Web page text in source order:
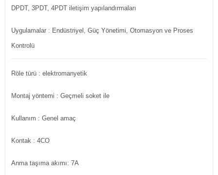
DPDT, 3PDT, 4PDT iletişim yapılandırmaları
Uygulamalar : Endüstriyel, Güç Yönetimi, Otomasyon ve Proses
Kontrolü
Röle türü : elektromanyetik
Montaj yöntemi : Geçmeli soket ile
Kullanım : Genel amaç
Kontak : 4CO
Anma taşıma akımı: 7A